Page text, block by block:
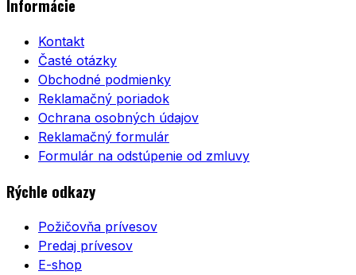
Informácie
Kontakt
Časté otázky
Obchodné podmienky
Reklamačný poriadok
Ochrana osobných údajov
Reklamačný formulár
Formulár na odstúpenie od zmluvy
Rýchle odkazy
Požičovňa prívesov
Predaj prívesov
E-shop